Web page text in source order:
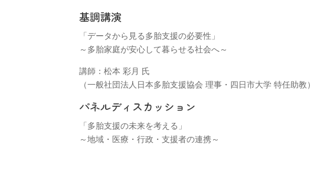
基調講演
「データから見る多胎支援の必要性」
～多胎家庭が安心して暮らせる社会へ～
講師：松本 彩月 氏
（一般社団法人日本多胎支援協会 理事・四日市大学 特任助教）
パネルディスカッション
「多胎支援の未来を考える」
～地域・医療・行政・支援者の連携～